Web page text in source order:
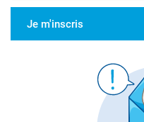
Je m'inscris